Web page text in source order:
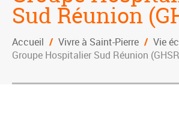
Sud Réunion
Accueil / Vivre à Saint-Pierre / Vie
Groupe Hospitalier Sud Réunion